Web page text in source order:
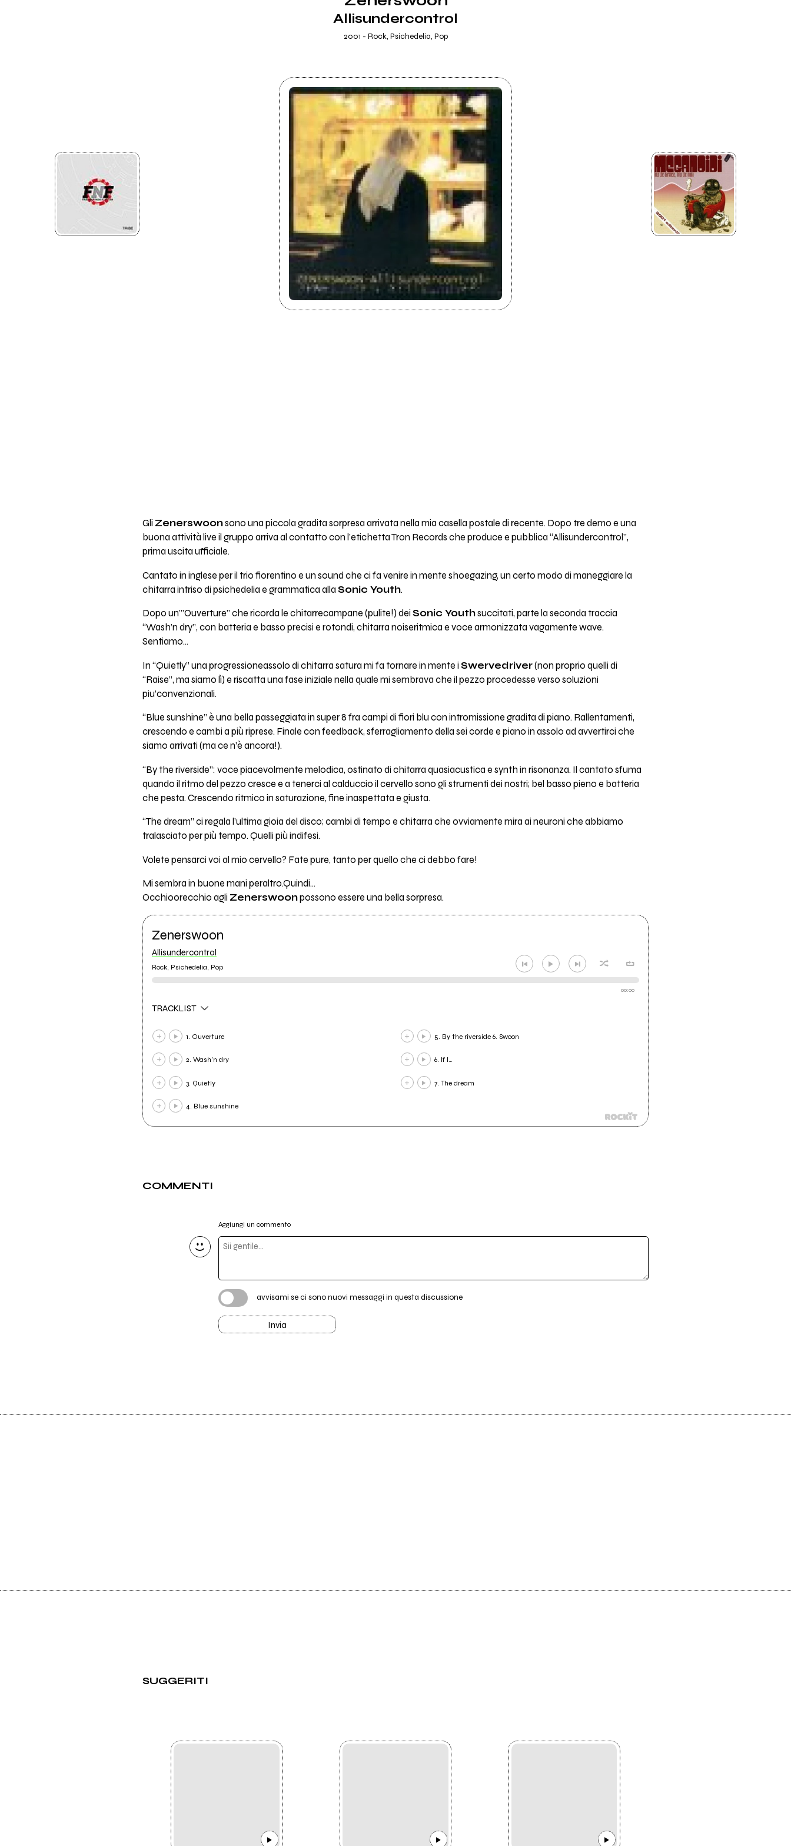
Allisundercontrol
2001 - Rock, Psichedelia, Pop
Gli Zenerswoonsono una piccola gradita sorpresa arrivata nella mia casella postale di recente. Dopo tre demo e una
buona attività live il gruppo arriva al contatto con l’etichetta Tron Records che produce e pubblica “Allisundercontrol”,
prima uscita ufficiale.
Cantato in inglese per il trio fiorentino e un sound che ci fa venire in mente shoegazing, un certo modo di maneggiare la
chitarra intriso di psichedelia e grammatica alla Sonic Youth.
Dopo un’”Ouverture” che ricorda le chitarrecampane (pulite!) dei Sonic Youthsuccitati, parte la seconda traccia
“Wash’n dry”, con batteria e basso precisi e rotondi, chitarra noiseritmica e voce armonizzata vagamente wave.
Sentiamo...
In “Quietly” una progressioneassolo di chitarra satura mi fa tornare in mente i Swervedriver(non proprio quelli di
“Raise”, ma siamo lì) e riscatta una fase iniziale nella quale mi sembrava che il pezzo procedesse verso soluzioni
piu’convenzionali.
“Blue sunshine” è una bella passeggiata in super 8 fra campi di fiori blu con intromissione gradita di piano. Rallentamenti,
crescendo e cambi a più riprese. Finale con feedback, sferragliamento della sei corde e piano in assolo ad avvertirci che
siamo arrivati (ma ce n’è ancora!).
“By the riverside”: voce piacevolmente melodica, ostinato di chitarra quasiacustica e synth in risonanza. Il cantato sfuma
quando il ritmo del pezzo cresce e a tenerci al calduccio il cervello sono gli strumenti dei nostri; bel basso pieno e batteria
che pesta. Crescendo ritmico in saturazione, fine inaspettata e giusta.
“The dream” ci regala l’ultima gioia del disco; cambi di tempo e chitarra che ovviamente mira ai neuroni che abbiamo
tralasciato per più tempo. Quelli più indifesi.
Volete pensarci voi al mio cervello? Fate pure, tanto per quello che ci debbo fare!
Mi sembra in buone mani peraltro.Quindi…
Occhioorecchio agli Zenerswoonpossono essere una bella sorpresa.
Zenerswoon
Allisundercontrol
Rock, Psichedelia, Pop
00:00
TRACKLIST
1. Ouverture
2. Wash’n dry
3. Quietly
4. Blue sunshine
5. By the riverside 6. Swoon
6. If I…
7. The dream
COMMENTI
Aggiungi un commento
avvisami se ci sono nuovi messaggi in questa discussione
Invia
SUGGERITI